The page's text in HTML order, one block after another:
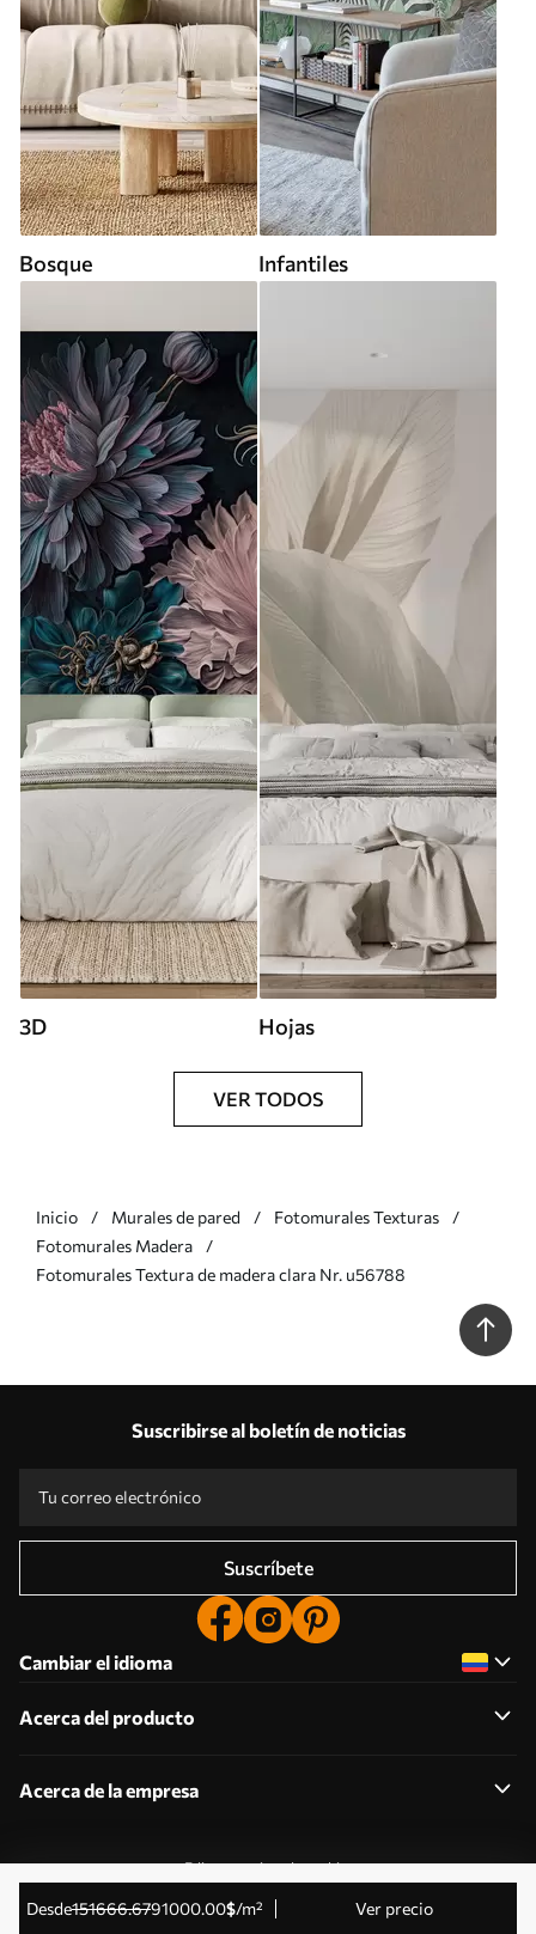
desde151666.6791000.00$/m² Ver precio
Bosque Infantiles
3D Hojas
VER TODOS
Inicio Murales de pared
Fotomurales Texturas
Fotomurales Madera
Fotomurales Textura de madera clara Nr. u56788
Suscribirse al boletín de noticias
Suscríbete
Cambiar el idioma
Acerca del producto
Acerca de la empresa
Editar permisos de cookies
© 2011-2026 Uwalls . Todos los derechos reservados.
Gestionado por KLW Sp. z o.o. CIF: PL9223057591.